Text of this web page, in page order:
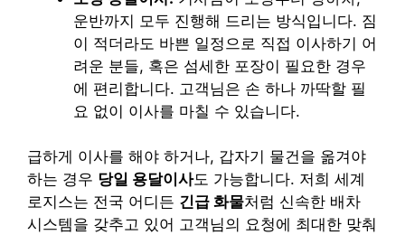
운반까지 모두 진행해 드리는 방식입니다. 짐
이 적더라도 바쁜 일정으로 직접 이사하기 어
려운 분들, 혹은 섬세한 포장이 필요한 경우
에 편리합니다. 고객님은 손 하나 까딱할 필
요 없이 이사를 마칠 수 있습니다.
급하게 이사를 해야 하거나, 갑자기 물건을 옮겨야
하는 경우 당일 용달이사도 가능합니다. 저희 세계
로지스는 전국 어디든 긴급 화물처럼 신속한 배차
시스템을 갖추고 있어 고객님의 요청에 최대한 맞춰